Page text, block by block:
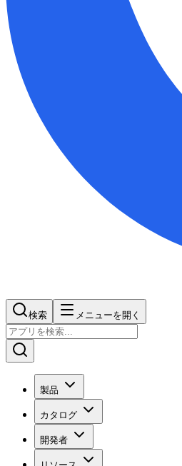
検索 メニューを開く
製品
カタログ
開発者